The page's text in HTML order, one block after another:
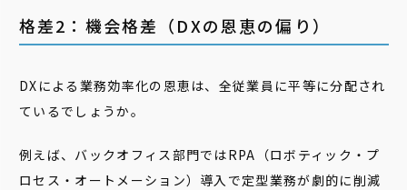
格差2：機会格差（DXの恩恵の偏り）
DXによる業務効率化の恩恵は、全従業員に平等に分配され
ているでしょうか。
例えば、バックオフィス部門ではRPA（ロボティック・プ
ロセス・オートメーション）導入で定型業務が劇的に削減